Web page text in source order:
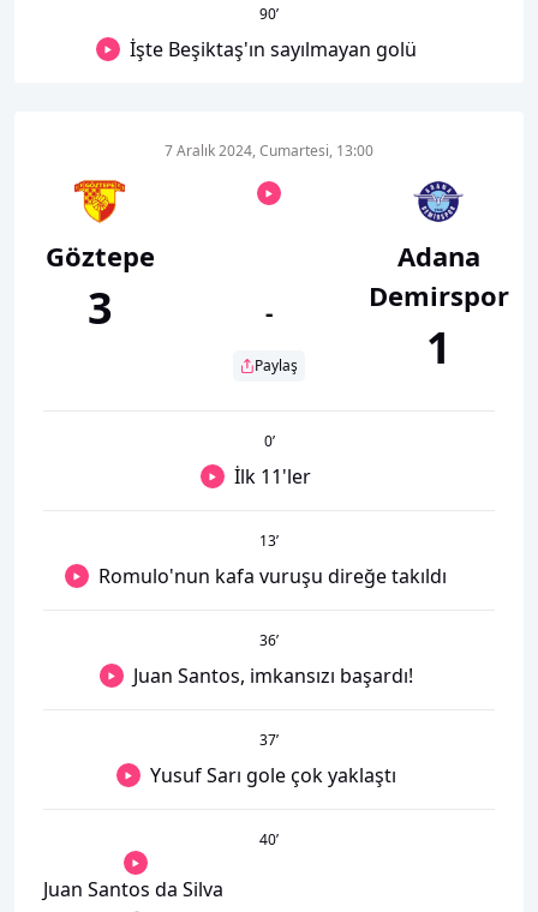
90’
İşte Beşiktaş'ın sayılmayan golü
Göztepe
3
7 Aralık 2024, Cumartesi, 13:00
-
Paylaş
Adana
Demirspor
1
0’
İlk 11'ler
13’
Romulo'nun kafa vuruşu direğe takıldı
36’
Juan Santos, imkansızı başardı!
37’
Yusuf Sarı gole çok yaklaştı
40’
Juan Santos da Silva